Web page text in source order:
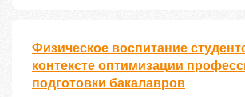
Физическое воспитание
контексте оптимизации
подготовки бакалавров